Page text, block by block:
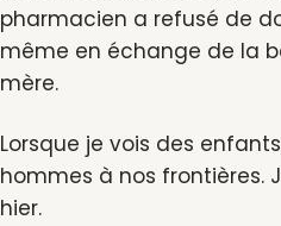
pharmacien a refusé de
même en échange de la
mère.
Lorsque je vois des
hommes à nos frontières.
hier.